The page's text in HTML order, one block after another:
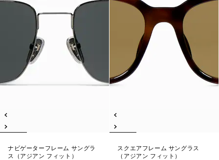
ナビゲーターフレーム サングラ
ス（アジアン フィット）
スクエアフレーム サングラス
（アジアン フィット）